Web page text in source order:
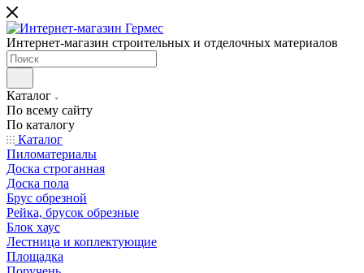
Интернет-магазин строительных и отделочных материалов
Каталог
По всему сайту
По каталогу
Каталог
Пиломатериалы
Доска строганная
Доска пола
Брус обрезной
Рейка, брусок обрезные
Блок хаус
Лестница и коплектующие
Площадка